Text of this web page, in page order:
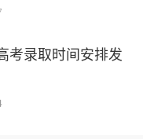
考录取时间安排发